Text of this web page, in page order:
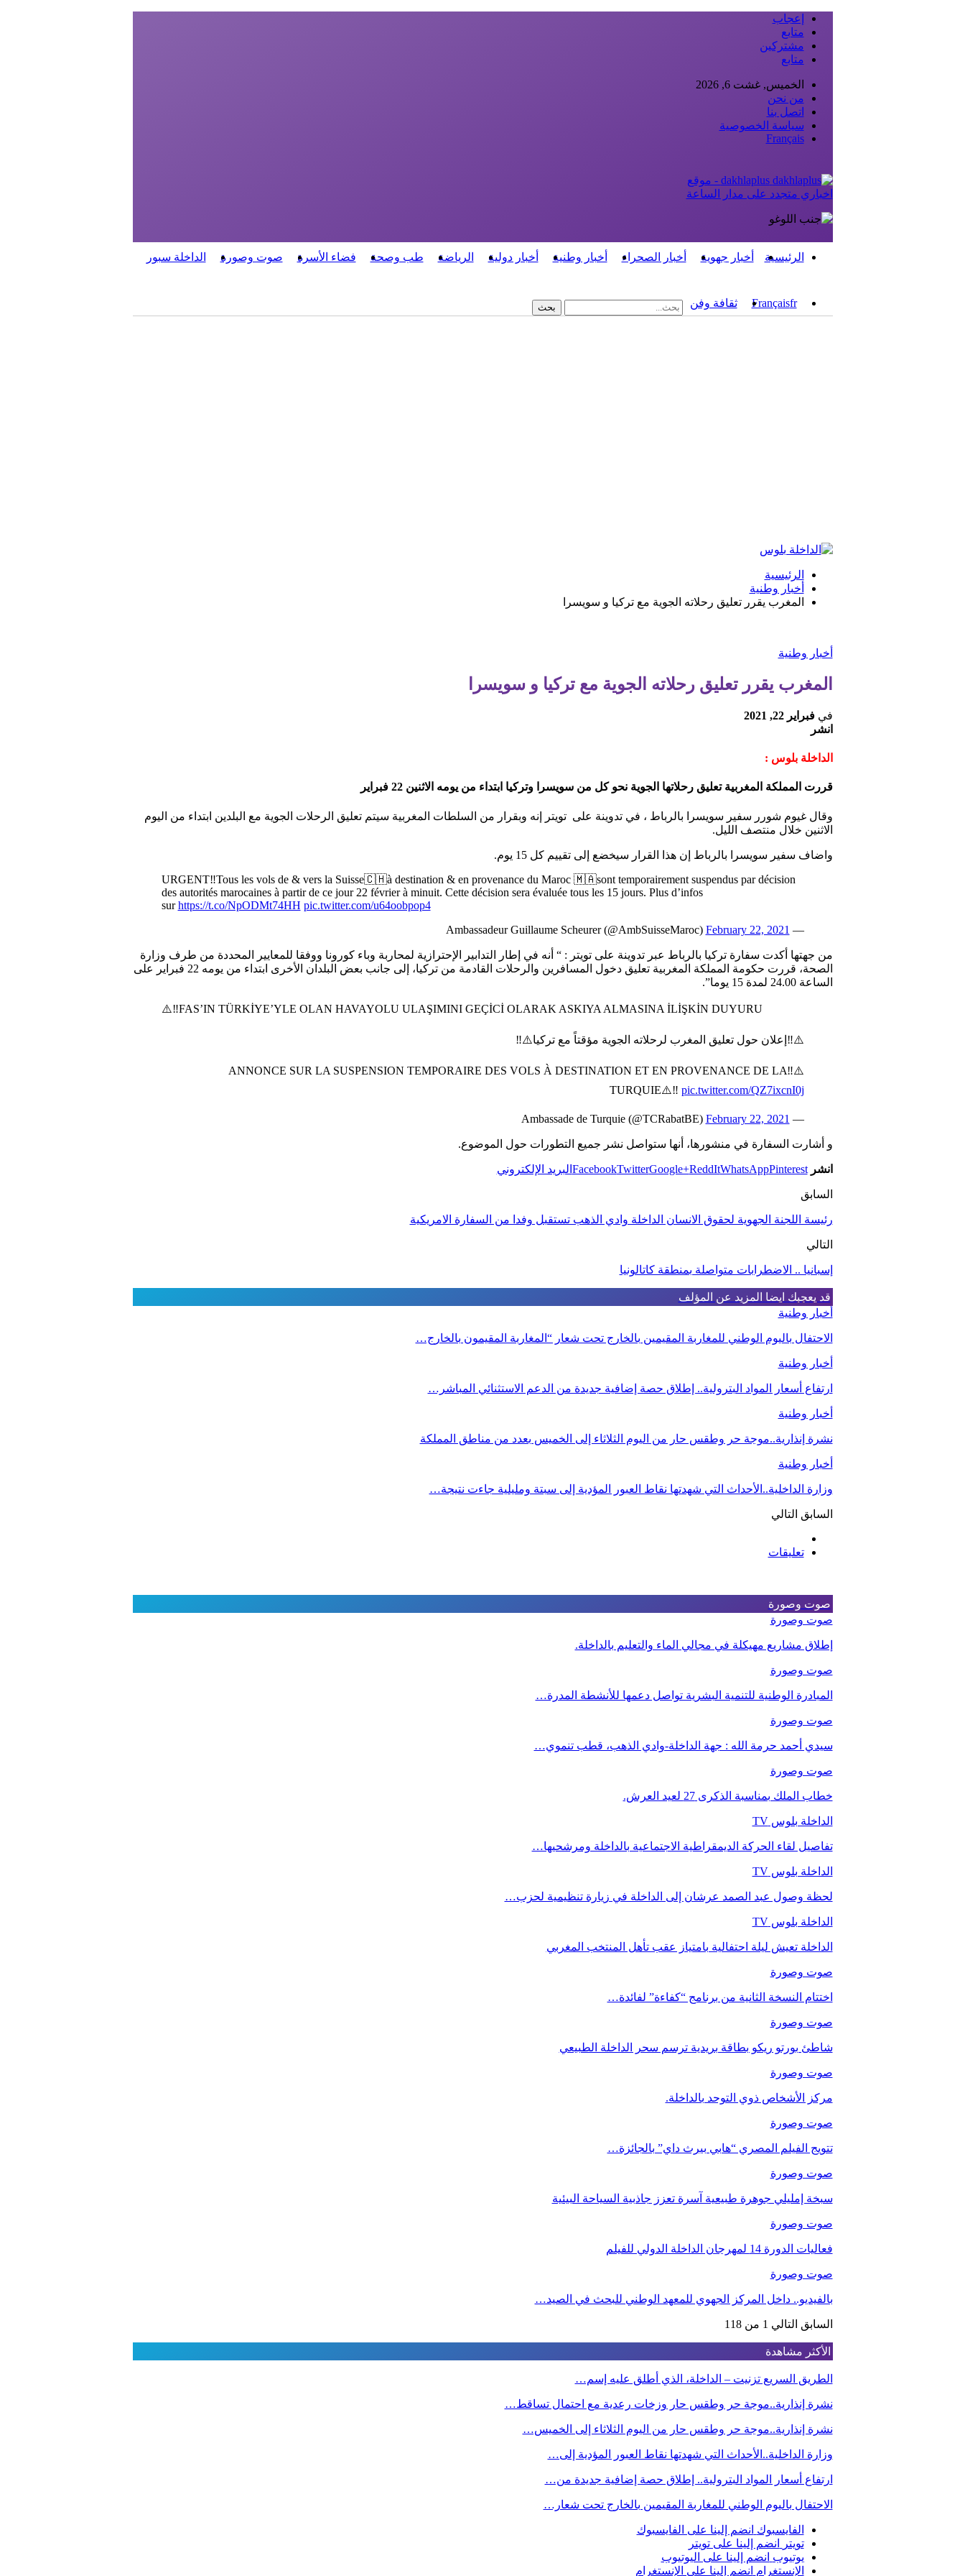
إعجاب
متابع
مشتركين
متابع
الخميس, غشت 6, 2026
من نحن
اتصل بنا
سياسة الخصوصية
Français
dakhlaplus - موقع
اخباري متجدد على مدار الساعة
الرئيسية أخبار جهوية أخبار الصحراء أخبار وطنية أخبار دولية الرياضة طب وصحة فضاء الأسرة صوت وصورة الداخلة سبور
Françaisfr ثقافة وفن
الرئيسية
أخبار وطنية
المغرب يقرر تعليق رحلاته الجوية مع تركيا و سويسرا
أخبار وطنية
المغرب يقرر تعليق رحلاته الجوية مع تركيا و سويسرا
فيفبراير 22, 2021
انشر
الداخلة بلوس :
قررت المملكة المغربية تعليق رحلاتها الجوية نحو كل من سويسرا وتركيا ابتداء من يومه الاثنين 22 فبراير
وقال غيوم شورر سفير سويسرا بالرباط ، في تدوينة على تويتر إنه وبقرار من السلطات المغربية سيتم تعليق الرحلات الجوية مع البلدين ابتداء من اليوم
الاثنين خلال منتصف الليل.
واضاف سفير سويسرا بالرباط إن هذا القرار سيخضع إلى تقييم كل 15 يوم.
URGENT‼️Tous les vols de & vers la Suisse🇨🇭à destination & en provenance du Maroc 🇲🇦sont temporairement suspendus par décision
des autorités marocaines à partir de ce jour 22 février à minuit. Cette décision sera évaluée tous les 15 jours. Plus d’infos
surhttps://t.co/NpODMt74HH pic.twitter.com/u64oobpop4
— Ambassadeur Guillaume Scheurer (@AmbSuisseMaroc)
February 22, 2021
من جهتها أكدت سفارة تركيا بالرباط عبر تدوينة على تويتر : “ أنه في إطار التدابير الإحترازية لمحاربة وباء كورونا ووفقا للمعايير المحددة من طرف وزارة
الصحة، قررت حكومة المملكة المغربية تعليق دخول المسافرين والرحلات القادمة من تركيا، إلى جانب بعض البلدان الأخرى ابتداء من يومه 22 فبراير على
الساعة 24.00 لمدة 15 يوما”.
⚠️‼️FAS’IN TÜRKİYE’YLE OLAN HAVAYOLU ULAŞIMINI GEÇİCİ OLARAK ASKIYA ALMASINA İLİŞKİN DUYURU
⚠️‼️إعلان حول تعليق المغرب لرحلاته الجوية مؤقتاً مع تركيا⚠️‼️
⚠️‼️ANNONCE SUR LA SUSPENSION TEMPORAIRE DES VOLS À DESTINATION ET EN PROVENANCE DE LA
TURQUIE⚠️‼️ pic.twitter.com/QZ7ixcnI0j
— Ambassade de Turquie (@TCRabatBE)
February 22, 2021
و أشارت السفارة في منشورها، أنها ستواصل نشر جميع التطورات حول الموضوع.
انشر FacebookTwitterGoogle+ReddItWhatsAppPinterest البريد الإلكتروني
السابق
رئيسة اللجنة الجهوية لحقوق الانسان الداخلة وادي الذهب تستقبل وفدا من السفارة الامريكية
التالي
إسبانيا .. الاضطرابات متواصلة بمنطقة كاتالونيا
قد يعجبك ايضا المزيد عن المؤلف
أخبار وطنية
الاحتفال باليوم الوطني للمغاربة المقيمين بالخارج تحت شعار “المغاربة المقيمون بالخارج…
أخبار وطنية
ارتفاع أسعار المواد البترولية.. إطلاق حصة إضافية جديدة من الدعم الاستثنائي المباشر…
أخبار وطنية
نشرة إنذارية..موجة حر وطقس حار من اليوم الثلاثاء إلى الخميس بعدد من مناطق المملكة
أخبار وطنية
وزارة الداخلية..الأحداث التي شهدتها نقاط العبور المؤدية إلى سبتة ومليلية جاءت نتيجة…
السابق التالي
تعليقات
صوت وصورة
صوت وصورة
إطلاق مشاريع مهيكلة في مجالي الماء والتعليم بالداخلة.
صوت وصورة
المبادرة الوطنية للتنمية البشرية تواصل دعمها للأنشطة المدرة…
صوت وصورة
سيدي أحمد حرمة الله : جهة الداخلة-وادي الذهب، قطب تنموي…
صوت وصورة
خطاب الملك بمناسبة الذكرى 27 لعيد العرش.
الداخلة بلوس TV
تفاصيل لقاء الحركة الديمقراطية الاجتماعية بالداخلة ومرشحيها…
الداخلة بلوس TV
لحظة وصول عبد الصمد عرشان إلى الداخلة في زيارة تنظيمية لحزب…
الداخلة بلوس TV
الداخلة تعيش ليلة احتفالية بامتياز عقب تأهل المنتخب المغربي
صوت وصورة
اختتام النسخة الثانية من برنامج “كفاءة” لفائدة…
صوت وصورة
شاطئ بورتو ريكو بطاقة بريدية ترسم سحر الداخلة الطبيعي
صوت وصورة
مركز الأشخاص ذوي التوحد بالداخلة.
صوت وصورة
تتويج الفيلم المصري “هابي بيرث داي” بالجائزة…
صوت وصورة
سبخة إمليلي جوهرة طبيعية آسرة تعزز جاذبية السياحة البيئية
صوت وصورة
فعاليات الدورة 14 لمهرجان الداخلة الدولي للفيلم
صوت وصورة
بالفيديو.. داخل المركز الجهوي للمعهد الوطني للبحث في الصيد…
السابق التالي 1 من 118
الأكثر مشاهدة
الطريق السريع تزنيت – الداخلة، الذي أطلق عليه إسم…
نشرة إنذارية..موجة حر وطقس حار وزخات رعدية مع احتمال تساقط…
نشرة إنذارية..موجة حر وطقس حار من اليوم الثلاثاء إلى الخميس…
وزارة الداخلية..الأحداث التي شهدتها نقاط العبور المؤدية إلى…
ارتفاع أسعار المواد البترولية.. إطلاق حصة إضافية جديدة من…
الاحتفال باليوم الوطني للمغاربة المقيمين بالخارج تحت شعار…
الفايسبوك انضم إلينا على الفايسبوك
تويتر
انضم إلينا على تويتر
يوتيوب انضم إلينا على اليوتيوب
الإنستغرام انضم إلينا على الإنستغرام